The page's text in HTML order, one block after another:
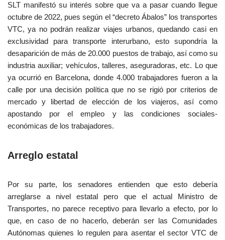
SLT manifestó su interés sobre que va a pasar cuando llegue
octubre de 2022, pues según el “decreto Ábalos” los transportes
VTC, ya no podrán realizar viajes urbanos, quedando casi en
exclusividad para transporte interurbano, esto supondría la
desaparición de más de 20.000 puestos de trabajo, así como su
industria auxiliar; vehículos, talleres, aseguradoras, etc. Lo que
ya ocurrió en Barcelona, donde 4.000 trabajadores fueron a la
calle por una decisión política que no se rigió por criterios de
mercado y libertad de elección de los viajeros, así como
apostando por el empleo y las condiciones sociales-
económicas de los trabajadores.
Arreglo estatal
Por su parte, los senadores entienden que esto debería
arreglarse a nivel estatal pero que el actual Ministro de
Transportes, no parece receptivo para llevarlo a efecto, por lo
que, en caso de no hacerlo, deberán ser las Comunidades
Autónomas quienes lo regulen para asentar el sector VTC de